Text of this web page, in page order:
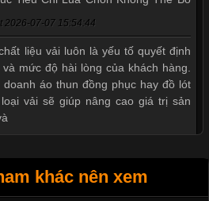
2026-07-07 15:54:44
liệu vải luôn là yếu tố quyết định
mức độ hài lòng của khách hàng.
áo thun đồng phục hay đồ lót
vải sẽ giúp nâng cao giá trị sản
khác nên xem
trẻ và quần lót nam giá sỉ
quần lót nam đúng cách
nam giá rẻ sốt hè 2017